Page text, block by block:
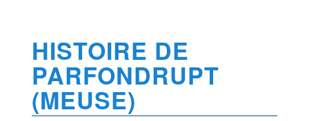
HISTOIRE DE
PARFONDRUPT
(MEUSE)